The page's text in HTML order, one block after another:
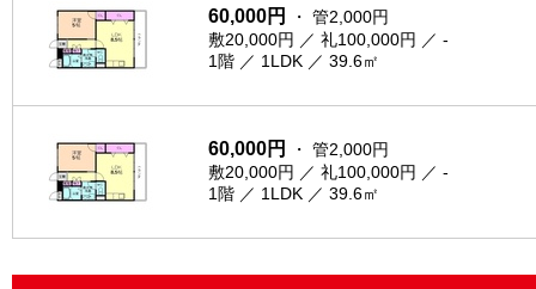
60,000円
・ 管2,000円
敷20,000円 ／ 礼100,000円 ／ -
1階 ／ 1LDK ／ 39.6㎡
60,000円
・ 管2,000円
敷20,000円 ／ 礼100,000円 ／ -
1階 ／ 1LDK ／ 39.6㎡